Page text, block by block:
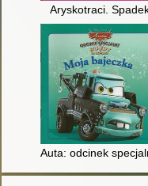
Aryskotraci.
Auta: odcinek